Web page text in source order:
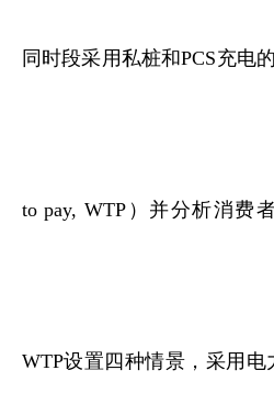
同时段采用私桩和PCS充电
to pay, WTP）并分析消费
WTP设置四种情景，采用